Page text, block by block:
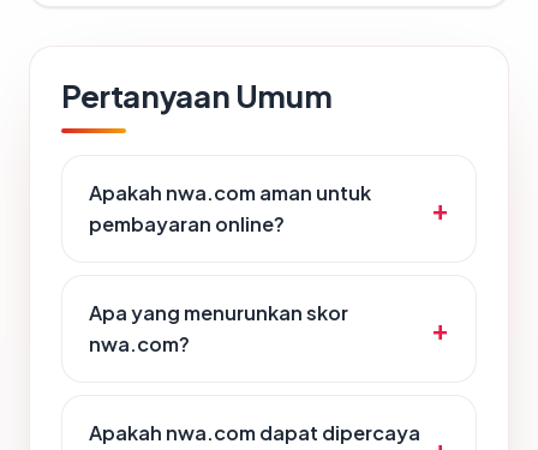
Pertanyaan Umum
Apakah nwa.com aman untuk
pembayaran online?
Apa yang menurunkan skor
nwa.com?
Apakah nwa.com dapat dipercaya